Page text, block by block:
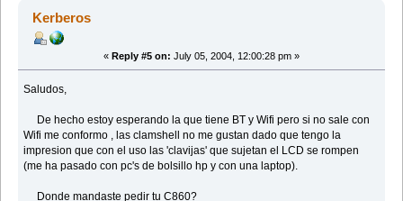
Kerberos
« Reply #5 on: July 05, 2004, 12:00:28 pm »
Saludos,
De hecho estoy esperando la que tiene BT y Wifi pero si no sale con
Wifi me conformo , las clamshell no me gustan dado que tengo la
impresion que con el uso las 'clavijas' que sujetan el LCD se rompen
(me ha pasado con pc's de bolsillo hp y con una laptop).
Donde mandaste pedir tu C860?